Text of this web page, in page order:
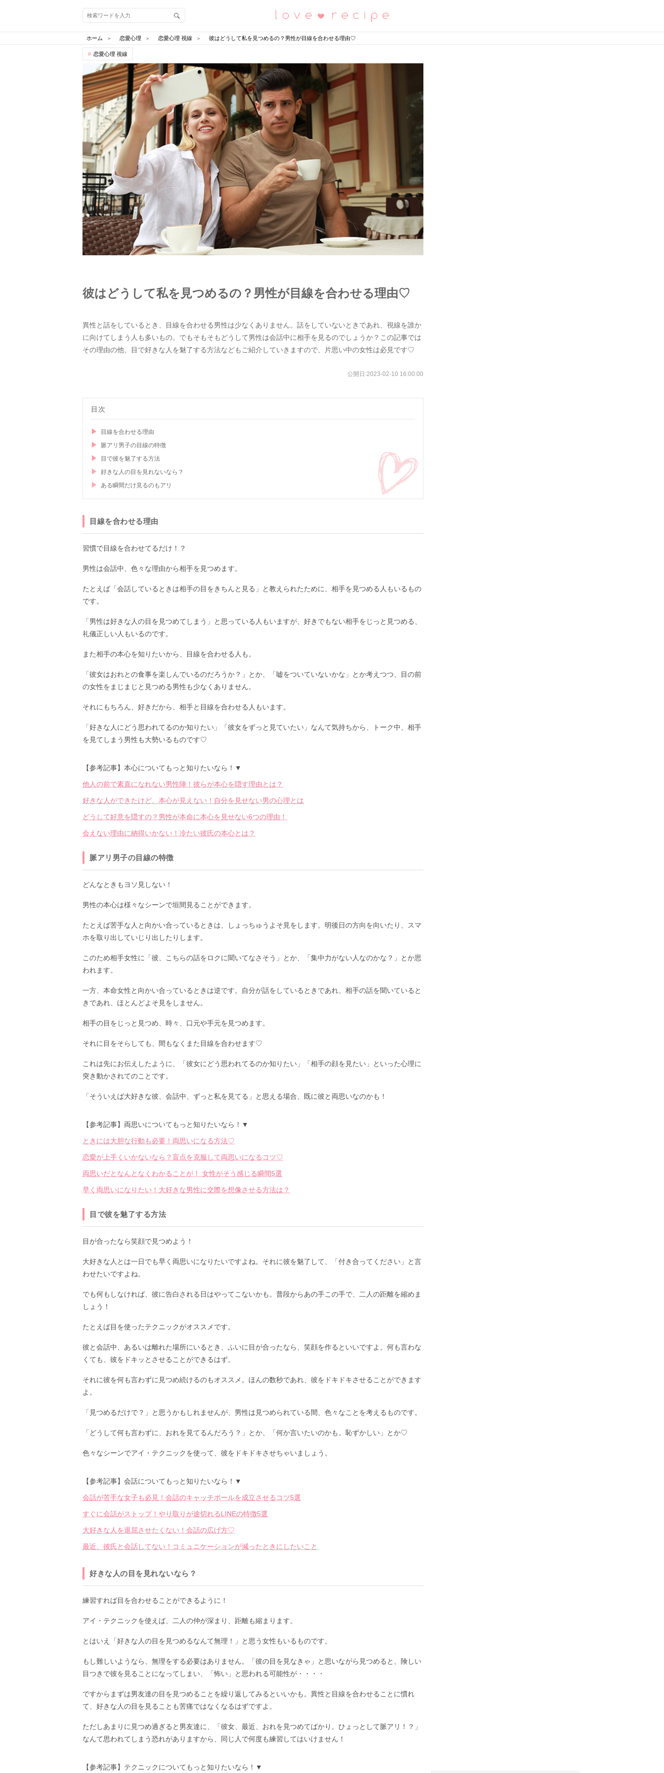
恋愛レシピ
ホーム 恋愛心理 恋愛心理 視線 彼はどうして私を見つめるの？男性が目線を合わせる理由♡
恋愛心理 視線
彼はどうして私を見つめるの？男性が目線を合わせる理由♡
異性と話をしているとき、目線を合わせる男性は少なくありません。話をしていないときであれ、視線を誰か
に向けてしまう人も多いもの。でもそもそもどうして男性は会話中に相手を見るのでしょうか？この記事では
その理由の他、目で好きな人を魅了する方法などもご紹介していきますので、片思い中の女性は必見です♡
公開日:2023-02-10 16:00:00
目次
目線を合わせる理由
脈アリ男子の目線の特徴
目で彼を魅了する方法
好きな人の目を見れないなら？
ある瞬間だけ見るのもアリ
目線を合わせる理由
習慣で目線を合わせてるだけ！？
男性は会話中、色々な理由から相手を見つめます。
たとえば「会話しているときは相手の目をきちんと見る」と教えられたために、相手を見つめる人もいるもの
です。
「男性は好きな人の目を見つめてしまう」と思っている人もいますが、好きでもない相手をじっと見つめる、
礼儀正しい人もいるのです。
また相手の本心を知りたいから、目線を合わせる人も。
「彼女はおれとの食事を楽しんでいるのだろうか？」とか、「嘘をついていないかな」とか考えつつ、目の前
の女性をまじまじと見つめる男性も少なくありません。
それにもちろん、好きだから、相手と目線を合わせる人もいます。
「好きな人にどう思われてるのか知りたい」「彼女をずっと見ていたい」なんて気持ちから、トーク中、相手
を見てしまう男性も大勢いるものです♡
【参考記事】本心についてもっと知りたいなら！▼
他人の前で素直になれない男性陣！彼らが本心を隠す理由とは？
好きな人ができたけど、本心が見えない！自分を見せない男の心理とは
どうして好意を隠すの？男性が本命に本心を見せない6つの理由！
会えない理由に納得いかない！冷たい彼氏の本心とは？
脈アリ男子の目線の特徴
どんなときもヨソ見しない！
男性の本心は様々なシーンで垣間見ることができます。
たとえば苦手な人と向かい合っているときは、しょっちゅうよそ見をします。明後日の方向を向いたり、スマ
ホを取り出していじり出したりします。
このため相手女性に「彼、こちらの話をロクに聞いてなさそう」とか、「集中力がない人なのかな？」とか思
われます。
一方、本命女性と向かい合っているときは逆です。自分が話をしているときであれ、相手の話を聞いていると
きであれ、ほとんどよそ見をしません。
相手の目をじっと見つめ、時々、口元や手元を見つめます。
それに目をそらしても、間もなくまた目線を合わせます♡
これは先にお伝えしたように、「彼女にどう思われてるのか知りたい」「相手の顔を見たい」といった心理に
突き動かされてのことです。
「そういえば大好きな彼、会話中、ずっと私を見てる」と思える場合、既に彼と両思いなのかも！
【参考記事】両思いについてもっと知りたいなら！▼
ときには大胆な行動も必要！両思いになる方法♡
恋愛が上手くいかないなら？盲点を克服して両思いになるコツ♡
両思いだとなんとなくわかることが！ 女性がそう感じる瞬間5選
早く両思いになりたい！大好きな男性に交際を想像させる方法は？
目で彼を魅了する方法
目が合ったなら笑顔で見つめよう！
大好きな人とは一日でも早く両思いになりたいですよね。それに彼を魅了して、「付き合ってください」と言
わせたいですよね。
でも何もしなければ、彼に告白される日はやってこないかも。普段からあの手この手で、二人の距離を縮めま
しょう！
たとえば目を使ったテクニックがオススメです。
彼と会話中、あるいは離れた場所にいるとき、ふいに目が合ったなら、笑顔を作るといいですよ。何も言わな
くても、彼をドキッとさせることができるはず。
それに彼を何も言わずに見つめ続けるのもオススメ。ほんの数秒であれ、彼をドキドキさせることができます
よ。
「見つめるだけで？」と思うかもしれませんが、男性は見つめられている間、色々なことを考えるものです。
「どうして何も言わずに、おれを見てるんだろう？」とか、「何か言いたいのかも。恥ずかしい」とか♡
色々なシーンでアイ・テクニックを使って、彼をドキドキさせちゃいましょう。
【参考記事】会話についてもっと知りたいなら！▼
会話が苦手な女子も必見！会話のキャッチボールを成立させるコツ5選
すぐに会話がストップ！やり取りが途切れるLINEの特徴5選
大好きな人を退屈させたくない！会話の広げ方♡
最近、彼氏と会話してない！コミュニケーションが減ったときにしたいこと
好きな人の目を見れないなら？
練習すれば目を合わせることができるように！
アイ・テクニックを使えば、二人の仲が深まり、距離も縮まります。
とはいえ「好きな人の目を見つめるなんて無理！」と思う女性もいるものです。
もし難しいようなら、無理をする必要はありません。「彼の目を見なきゃ」と思いながら見つめると、険しい
目つきで彼を見ることになってしまい、「怖い」と思われる可能性が・・・・
ですからまずは男友達の目を見つめることを繰り返してみるといいかも。異性と目線を合わせることに慣れ
て、好きな人の目を見ることも苦痛ではなくなるはずですよ。
ただしあまりに見つめ過ぎると男友達に、「彼女、最近、おれを見つめてばかり。ひょっとして脈アリ！？」
なんて思われてしまう恐れがありますから、同じ人で何度も練習してはいけません！
【参考記事】テクニックについてもっと知りたいなら！▼